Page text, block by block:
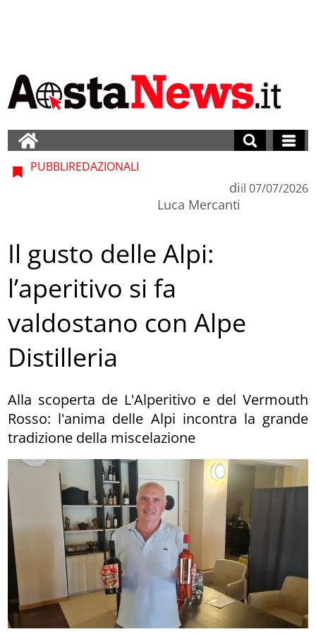
PUBBLIREDAZIONALI
di
Luca Mercanti
il 07/07/2026
Il gusto delle Alpi:
l’aperitivo si fa
valdostano con Alpe
Distilleria
Alla scoperta de L'Alperitivo e del Vermouth
Rosso: l'anima delle Alpi incontra la grande
tradizione della miscelazione